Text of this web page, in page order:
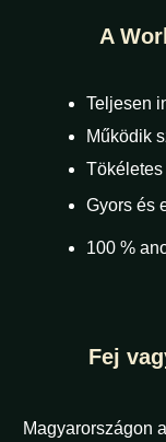
A
Teljesen
Működik
Gyors és
100 %
Fej
Magyarországon